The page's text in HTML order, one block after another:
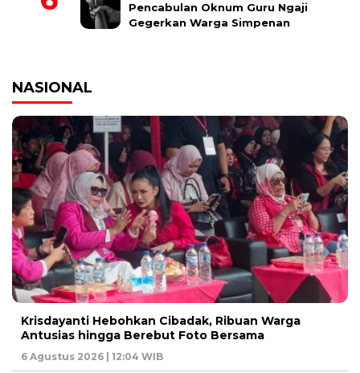
Pencabulan Oknum Guru Ngaji
Gegerkan Warga Simpenan
NASIONAL
Krisdayanti Hebohkan Cibadak, Ribuan Warga
Antusias hingga Berebut Foto Bersama
6 Agustus 2026 | 12:04 WIB